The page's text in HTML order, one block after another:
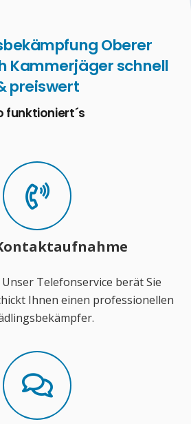
Oberer
Kammerjäger schnell
preiswert
funktioniert´s
Telefonservice berät Sie
Ihnen einen professionellen